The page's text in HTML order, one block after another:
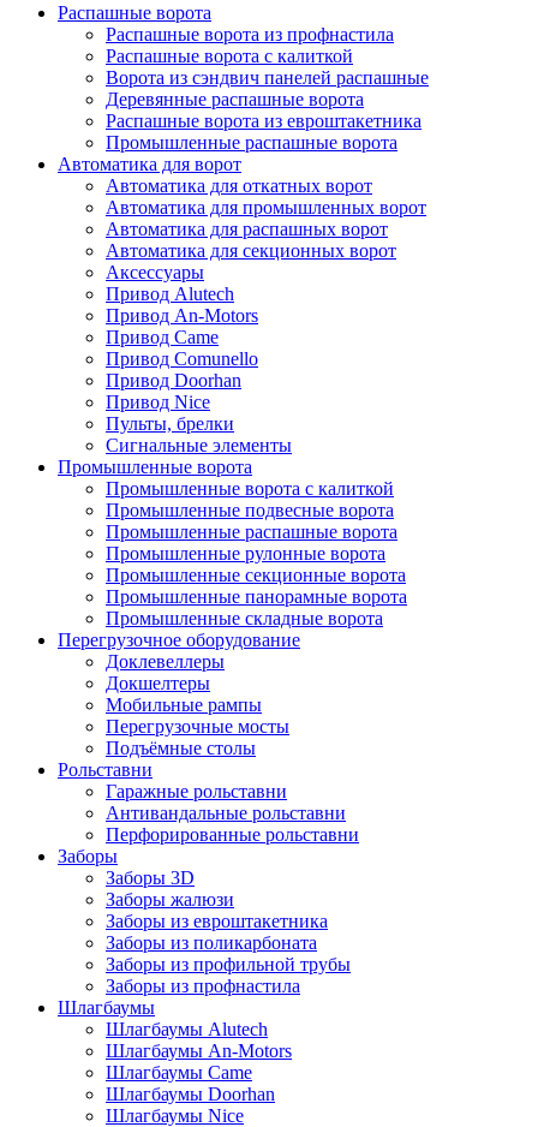
Распашные ворота
Распашные ворота из профнастила
Распашные ворота с калиткой
Ворота из сэндвич панелей распашные
Деревянные распашные ворота
Распашные ворота из евроштакетника
Промышленные распашные ворота
Автоматика для ворот
Автоматика для откатных ворот
Автоматика для промышленных ворот
Автоматика для распашных ворот
Автоматика для секционных ворот
Аксессуары
Привод Alutech
Привод An-Motors
Привод Came
Привод Comunello
Привод Doorhan
Привод Nice
Пульты, брелки
Сигнальные элементы
Промышленные ворота
Промышленные ворота с калиткой
Промышленные подвесные ворота
Промышленные распашные ворота
Промышленные рулонные ворота
Промышленные секционные ворота
Промышленные панорамные ворота
Промышленные складные ворота
Перегрузочное оборудование
Доклевеллеры
Докшелтеры
Мобильные рампы
Перегрузочные мосты
Подъёмные столы
Рольставни
Гаражные рольставни
Антивандальные рольставни
Перфорированные рольставни
Заборы
Заборы 3D
Заборы жалюзи
Заборы из евроштакетника
Заборы из поликарбоната
Заборы из профильной трубы
Заборы из профнастила
Шлагбаумы
Шлагбаумы Alutech
Шлагбаумы An-Motors
Шлагбаумы Came
Шлагбаумы Doorhan
Шлагбаумы Nice